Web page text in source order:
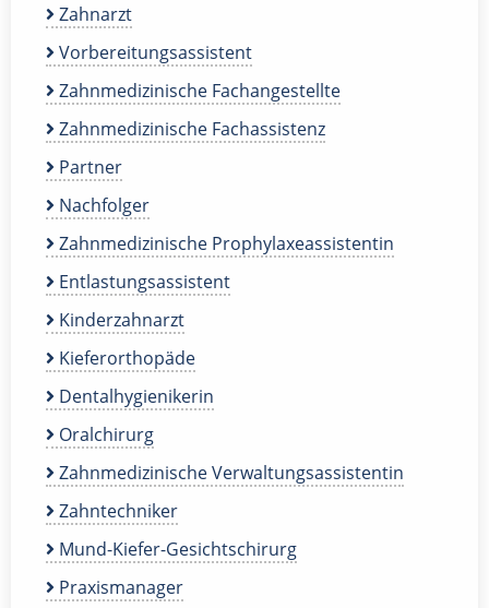
Zahnarzt
Vorbereitungsassistent
Zahnmedizinische Fachangestellte
Zahnmedizinische Fachassistenz
Partner
Nachfolger
Zahnmedizinische Prophylaxeassistentin
Entlastungsassistent
Kinderzahnarzt
Kieferorthopäde
Dentalhygienikerin
Oralchirurg
Zahnmedizinische Verwaltungsassistentin
Zahntechniker
Mund-Kiefer-Gesichtschirurg
Praxismanager